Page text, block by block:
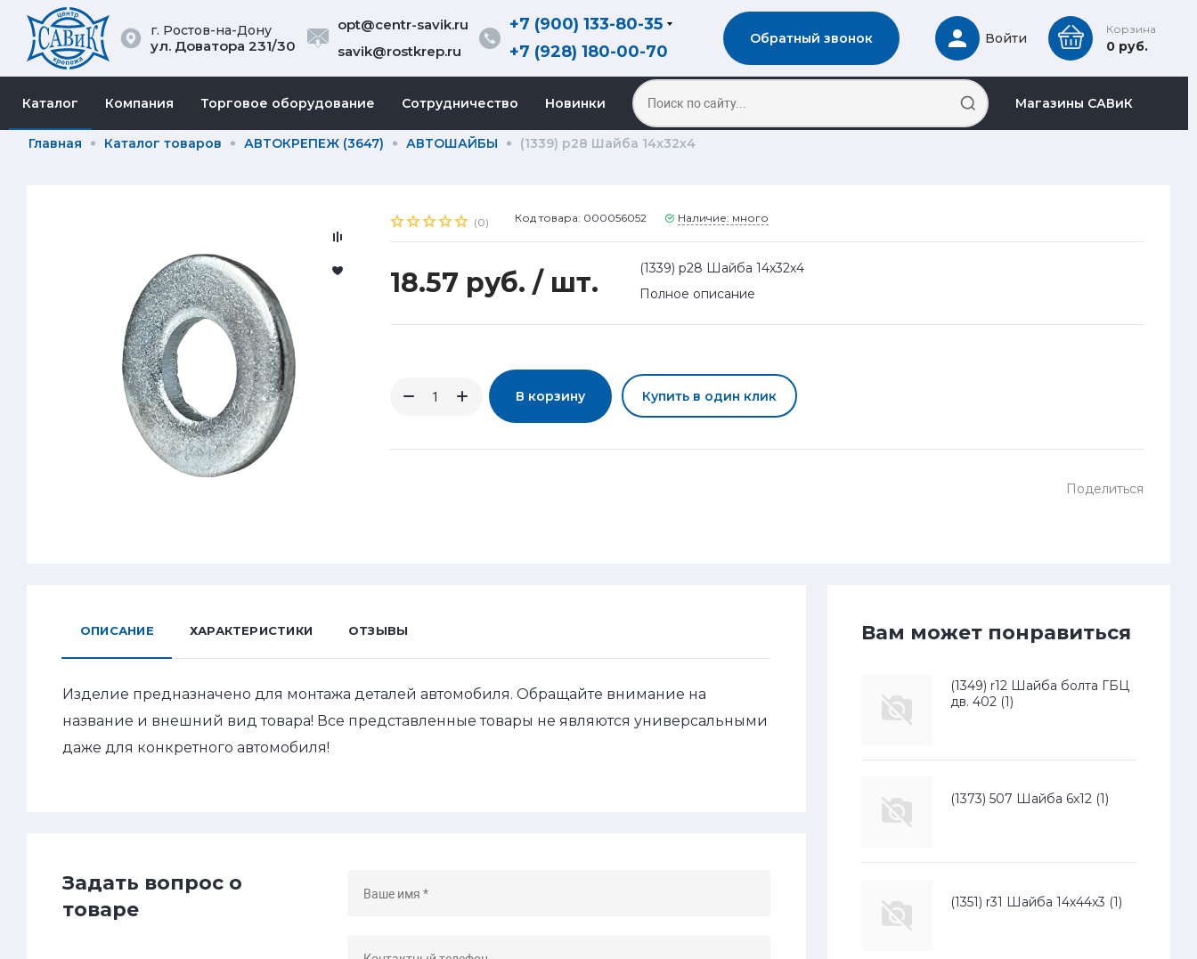
г. Ростов-на-Дону
ул. Доватора 231/30
opt@centr-savik.ru
savik@rostkrep.ru
+7 (900) 133-80-35
+7 (928) 180-00-70
Обратный звонок Войти
Корзина
0 руб.
Каталог Компания Торговое оборудование Сотрудничество Новинки Магазины САВиК
Главная Каталог товаров АВТОКРЕПЕЖ (3647) АВТОШАЙБЫ (1339) р28 Шайба 14х32х4
(0) Код товара: 000056052 Наличие: много
18.57 руб. / шт.
(1339) р28 Шайба 14х32х4
Полное описание
В корзину Купить в один клик
Поделиться
ОПИСАНИЕ ХАРАКТЕРИСТИКИ ОТЗЫВЫ
Изделие предназначено для монтажа деталей автомобиля. Обращайте внимание на
название и внешний вид товара! Все представленные товары не являются универсальными
даже для конкретного автомобиля!
Задать вопрос о
товаре
Вам может понравиться
(1349) r12 Шайба болта ГБЦ
дв. 402 (1)
(1373) 507 Шайба 6х12 (1)
(1351) r31 Шайба 14х44х3 (1)